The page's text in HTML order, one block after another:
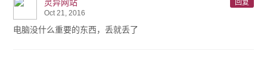
灵异网站
回复
Oct 21, 2016
电脑没什么重要的东西，丢就丢了